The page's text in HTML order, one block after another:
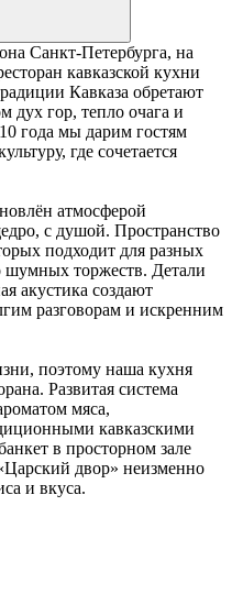
Санкт-Петербурга, на
кавказской кухни
Кавказа обретают
дух гор, тепло очага и
года мы дарим гостям
где сочетается
атмосферой
с душой. Пространство
подходит для разных
шумных торжеств. Детали
акустика создают
разговорам и искренним
поэтому наша кухня
Развитая система
мяса,
кавказскими
в просторном зале
двор» неизменно
и вкуса.